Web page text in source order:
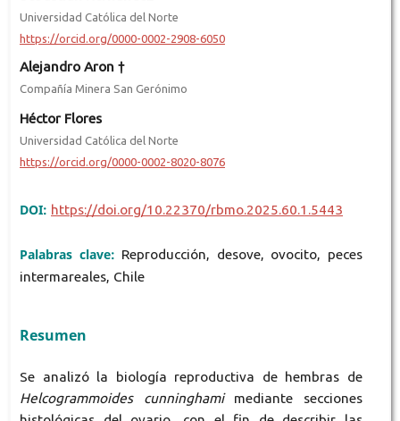
Universidad Católica del Norte
https://orcid.org/0000-0002-2908-6050
Alejandro Aron †
Compañía Minera San Gerónimo
Héctor Flores
Universidad Católica del Norte
https://orcid.org/0000-0002-8020-8076
DOI: https://doi.org/10.22370/rbmo.2025.60.1.5443
Palabras clave: Reproducción, desove, ovocito, peces
intermareales, Chile
Resumen
Se analizó la biología reproductiva de hembras de
Helcogrammoides cunninghamimediante secciones